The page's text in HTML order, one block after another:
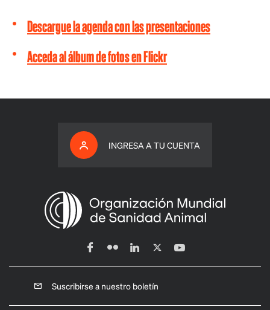
Descargue la agenda con las presentaciones
Acceda al álbum de fotos en Flickr
INGRESA A TU CUENTA
Suscribirse a nuestro boletín